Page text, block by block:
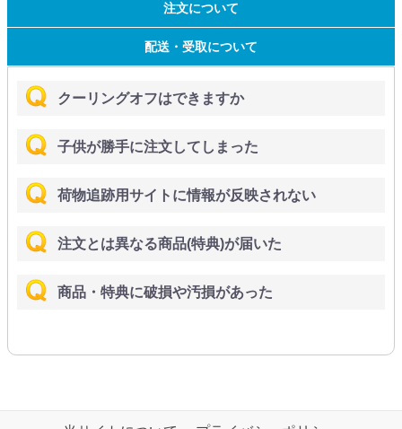
注文について
配送・受取について
クーリングオフはできますか
子供が勝手に注文してしまった
荷物追跡用サイトに情報が反映されない
注文とは異なる商品(特典)が届いた
商品・特典に破損や汚損があった